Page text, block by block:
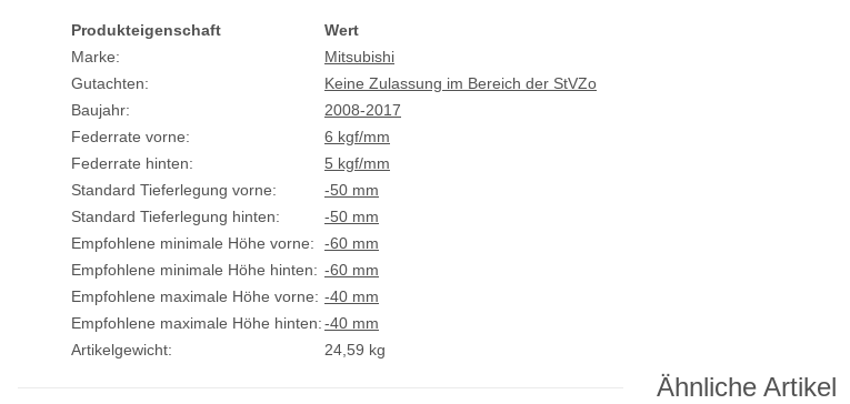
Produkteigenschaft
Wert
Marke:
Mitsubishi
Gutachten:
Keine Zulassung im Bereich der StVZo
Baujahr:
2008-2017
Federrate vorne:
6 kgf/mm
Federrate hinten:
5 kgf/mm
Standard Tieferlegung vorne:
-50 mm
Standard Tieferlegung hinten:
-50 mm
Empfohlene minimale Höhe vorne:
-60 mm
Empfohlene minimale Höhe hinten: -60 mm
Empfohlene maximale Höhe vorne: -40 mm
Empfohlene maximale Höhe hinten:-40 mm
Artikelgewicht:
24,59 kg
Ähnliche Artikel